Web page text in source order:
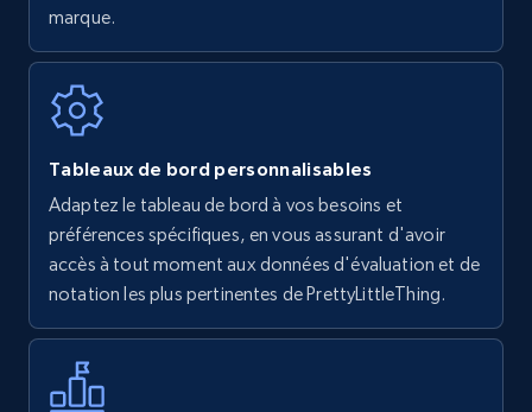
Walmart - products
URL, Final price, Sku, Currency, Gtin,
Specifications, Image urls, Top reviews, and
more.
marque.
Tableaux de bord personnalisables
Adaptez le tableau de bord à vos besoins et
préférences spécifiques, en vous assurant d'avoir
accès à tout moment aux données d'évaluation et de
notation les plus pertinentes de PrettyLittleThing.